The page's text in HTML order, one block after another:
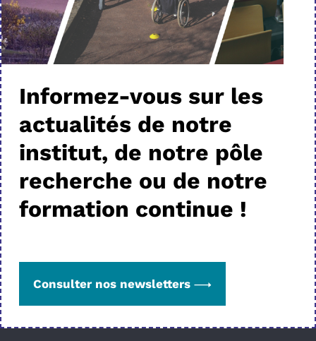
Informez-vous sur les
actualités de notre
institut, de notre pôle
recherche ou de notre
formation continue !
Consulter nos newsletters